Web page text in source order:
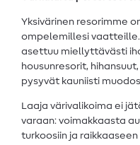
Yksivärinen resorimme
ompelemillesi
asettuu miellyttävästi
housunresorit,
pysyvät kauniisti
Laaja värivalikoima ei
varaan: voimakkaasta
turkoosiin ja